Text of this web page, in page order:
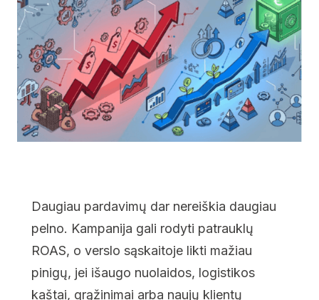
Daugiau pardavimų dar nereiškia daugiau
pelno. Kampanija gali rodyti patrauklų
ROAS, o verslo sąskaitoje likti mažiau
pinigų, jei išaugo nuolaidos, logistikos
kaštai, grąžinimai arba naujų klientų